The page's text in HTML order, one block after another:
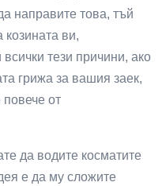
направите това, тъй
козината ви,
тези причини, ако
грижа за вашия заек,
повече от
да водите косматите
е да му сложите